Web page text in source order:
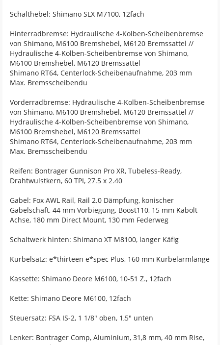
Schalthebel: Shimano SLX M7100, 12fach
Hinterradbremse: Hydraulische 4-Kolben-Scheibenbremse
von Shimano, M6100 Bremshebel, M6120 Bremssattel //
Hydraulische 4-Kolben-Scheibenbremse von Shimano,
M6100 Bremshebel, M6120 Bremssattel
Shimano RT64, Centerlock-Scheibenaufnahme, 203 mm
Max. Bremsscheibendu
Vorderradbremse: Hydraulische 4-Kolben-Scheibenbremse
von Shimano, M6100 Bremshebel, M6120 Bremssattel //
Hydraulische 4-Kolben-Scheibenbremse von Shimano,
M6100 Bremshebel, M6120 Bremssattel
Shimano RT64, Centerlock-Scheibenaufnahme, 203 mm
Max. Bremsscheibendu
Reifen: Bontrager Gunnison Pro XR, Tubeless-Ready,
Drahtwulstkern, 60 TPI, 27.5 x 2.40
Gabel: Fox AWL Rail, Rail 2.0 Dämpfung, konischer
Gabelschaft, 44 mm Vorbiegung, Boost110, 15 mm Kabolt
Achse, 180 mm Direct Mount, 130 mm Federweg
Schaltwerk hinten: Shimano XT M8100, langer Käfig
Kurbelsatz: e*thirteen e*spec Plus, 160 mm Kurbelarmlänge
Kassette: Shimano Deore M6100, 10-51 Z., 12fach
Kette: Shimano Deore M6100, 12fach
Steuersatz: FSA IS-2, 1 1/8" oben, 1,5" unten
Lenker: Bontrager Comp, Aluminium, 31,8 mm, 40 mm Rise,